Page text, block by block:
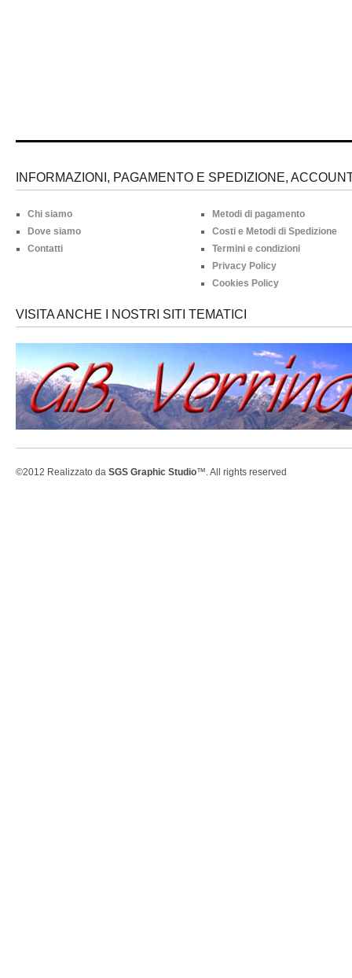
INFORMAZIONI, PAGAMENTO E SPEDIZIONE,
Chi siamo
Dove siamo
Contatti
Metodi di pagamento
Costi e Metodi di Spedizione
Termini e condizioni
Privacy Policy
Cookies Policy
VISITA ANCHE I NOSTRI SITI TEMATICI
©2012 Realizzato da SGS Graphic Studio™. All rights reserved